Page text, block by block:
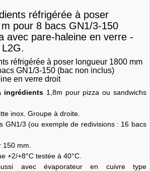
réfrigérée à poser
pour 8 bacs GN1/3-150
avec pare-haleine en verre -
réfrigérée à poser longueur 1800 mm
GN1/3-150 (bac non inclus)
en verre droit
ingrédients 1,8m pour pizza ou sandwichs
inox. Groupe à droite.
GN1/3 (ou exemple de redivisions : 16 bacs
mm.
+2/+8°C testée à 40°C.
avec évaporateur en cuivre type